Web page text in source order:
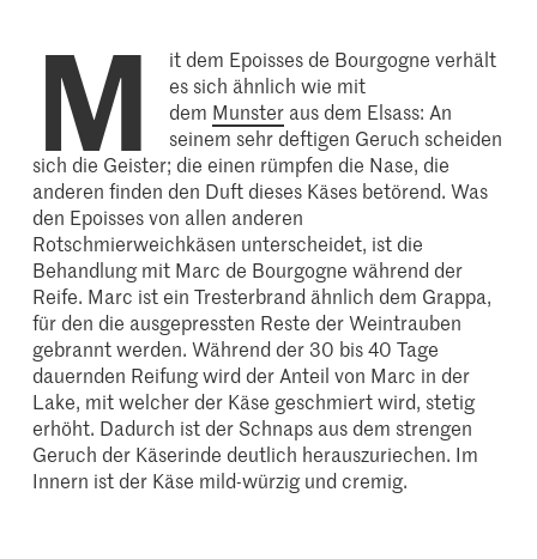
M
it dem Epoisses de Bourgogne verhält
es sich ähnlich wie mit
dem Munster aus dem Elsass: An
seinem sehr deftigen Geruch scheiden
sich die Geister; die einen rümpfen die Nase, die
anderen finden den Duft dieses Käses betörend. Was
den Epoisses von allen anderen
Rotschmierweichkäsen unterscheidet, ist die
Behandlung mit Marc de Bourgogne während der
Reife. Marc ist ein Tresterbrand ähnlich dem Grappa,
für den die ausgepressten Reste der Weintrauben
gebrannt werden. Während der 30 bis 40 Tage
dauernden Reifung wird der Anteil von Marc in der
Lake, mit welcher der Käse geschmiert wird, stetig
erhöht. Dadurch ist der Schnaps aus dem strengen
Geruch der Käserinde deutlich herauszuriechen. Im
Innern ist der Käse mild-würzig und cremig.